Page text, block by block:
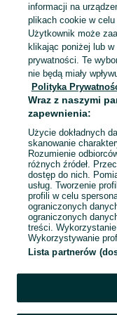
KATEGORIA
Mapa kategorii
Mapa miejscowości
Mapa ministron
Popularne wyszukiwania
informacji na
plikach cookie w
Użytkownik może
klikając poniżej lub
prywatności. Te
nie będą miały
Polityka
Wraz z naszymi
zapewnienia:
Użycie dokładnych
skanowanie
Rozumienie
różnych źródeł.
dostęp do nich.
usług. Tworzenie
profili w celu
ograniczonych
ograniczonych
treści.
Wykorzystywanie
Lista partnerów